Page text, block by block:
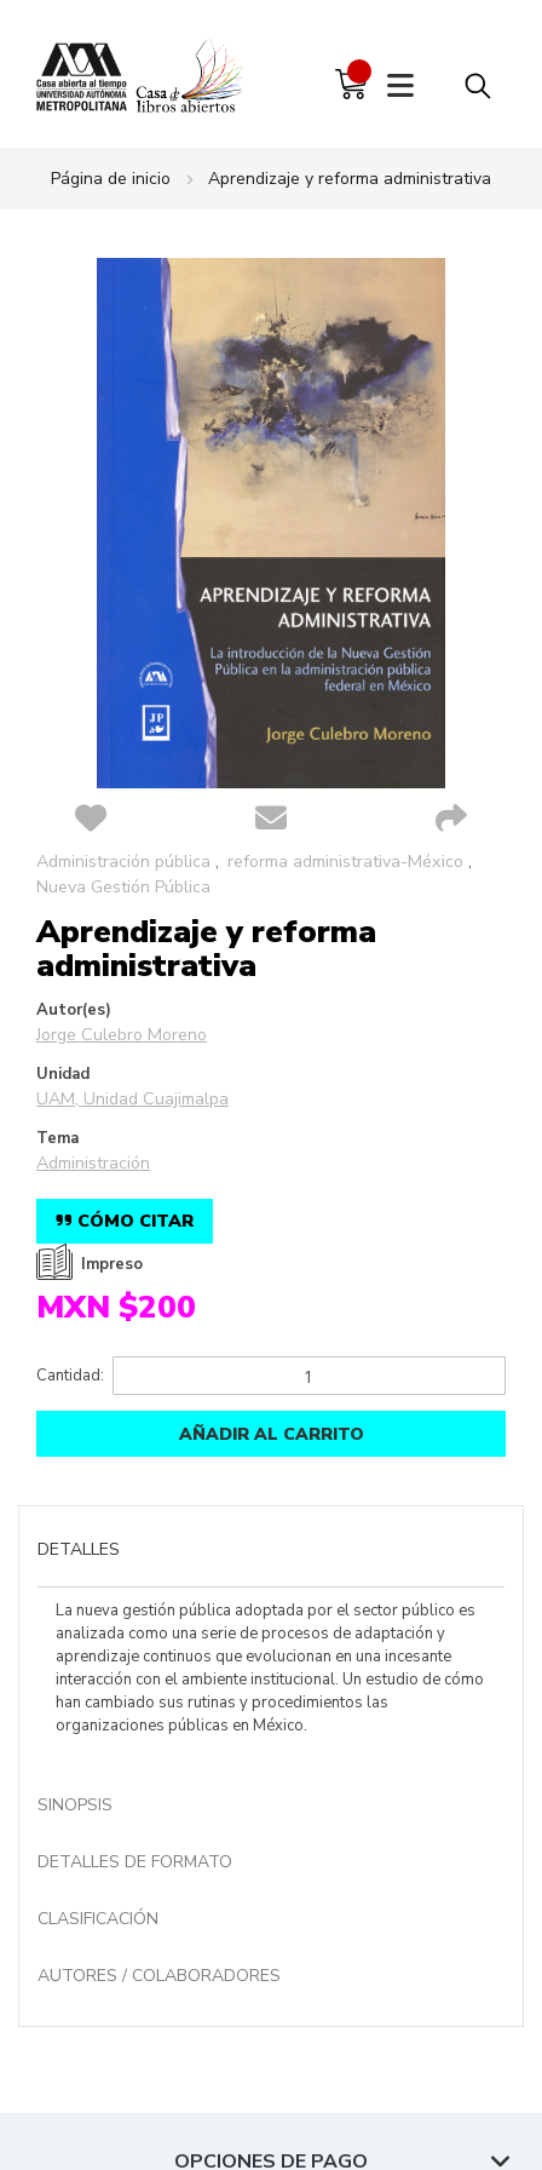
Página de inicio Aprendizaje y reforma administrativa
Saltar
galería
imágenes
Administración pública
reforma administrativa-México
Nueva Gestión Pública
Aprendizaje y reforma
administrativa
Autor(es)
Jorge Culebro Moreno
Unidad
UAM, Unidad Cuajimalpa
Tema
Administración
CÓMO CITAR
Impreso
MXN $200
Cantidad:
AÑADIR AL CARRITO
DETALLES
La nueva gestión pública adoptada por el sector público es
analizada como una serie de procesos de adaptación y
aprendizaje continuos que evolucionan en una incesante
interacción con el ambiente institucional. Un estudio de cómo
han cambiado sus rutinas y procedimientos las
organizaciones públicas en México.
SINOPSIS
DETALLES DE FORMATO
CLASIFICACIÓN
AUTORES / COLABORADORES
OPCIONES DE PAGO